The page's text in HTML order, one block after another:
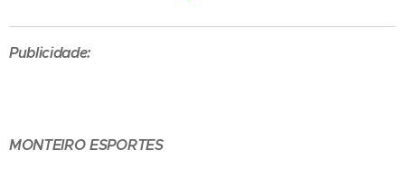
Publicidade:
MONTEIRO ESPORTES